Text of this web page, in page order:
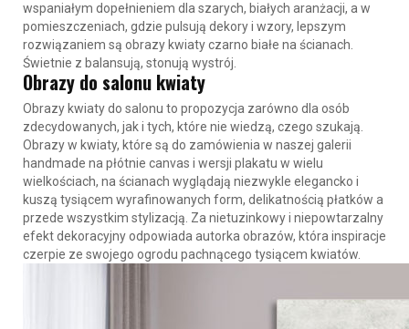
wspaniałym dopełnieniem dla szarych, białych aranżacji, a w
pomieszczeniach, gdzie pulsują dekory i wzory, lepszym
rozwiązaniem są obrazy kwiaty czarno białe na ścianach.
Świetnie z balansują, stonują wystrój.
Obrazy do salonu kwiaty
Obrazy kwiaty do salonu to propozycja zarówno dla osób
zdecydowanych, jak i tych, które nie wiedzą, czego szukają.
Obrazy w kwiaty, które są do zamówienia w naszej galerii
handmade na płótnie canvas i wersji plakatu w wielu
wielkościach, na ścianach wyglądają niezwykle elegancko i
kuszą tysiącem wyrafinowanych form, delikatnością płatków a
przede wszystkim stylizacją. Za nietuzinkowy i niepowtarzalny
efekt dekoracyjny odpowiada autorka obrazów, która inspiracje
czerpie ze swojego ogrodu pachnącego tysiącem kwiatów.